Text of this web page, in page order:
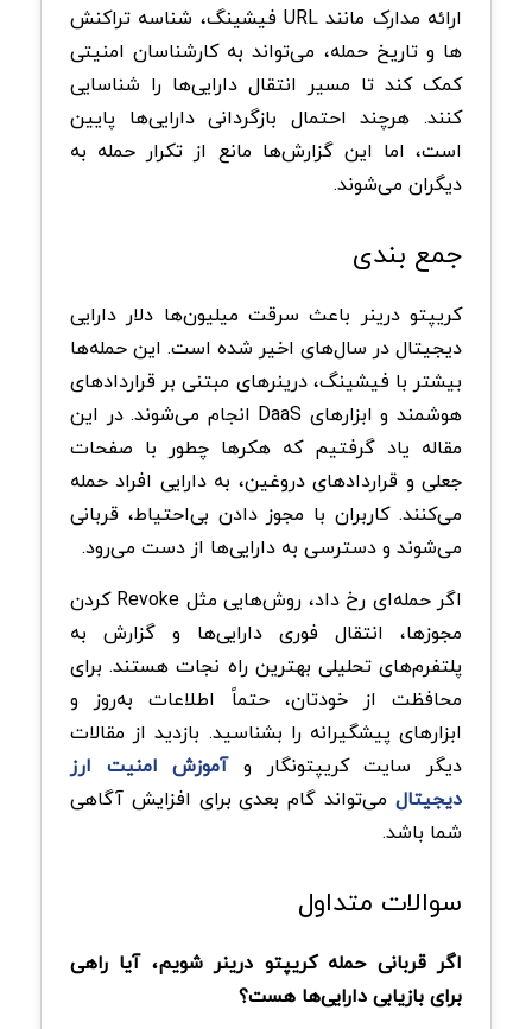
ارائه مدارک مانند URL فیشینگ، شناسه تراکنش
ها و تاریخ حمله، می‌تواند به کارشناسان امنیتی
کمک کند تا مسیر انتقال دارایی‌ها را شناسایی
کنند. هرچند احتمال بازگردانی دارایی‌ها پایین
است، اما این گزارش‌ها مانع از تکرار حمله به
دیگران می‌شوند.
جمع بندی
کریپتو درینر باعث سرقت میلیون‌ها دلار دارایی
دیجیتال در سال‌های اخیر شده است. این حمله‌ها
بیشتر با فیشینگ، درینرهای مبتنی بر قراردادهای
هوشمند و ابزارهای DaaS انجام می‌شوند. در این
مقاله یاد گرفتیم که هکرها چطور با صفحات
جعلی و قراردادهای دروغین، به دارایی افراد حمله
می‌کنند. کاربران با مجوز دادن بی‌احتیاط، قربانی
می‌شوند و دسترسی به دارایی‌ها از دست می‌رود.
اگر حمله‌ای رخ داد، روش‌هایی مثل Revoke کردن
مجوزها، انتقال فوری دارایی‌ها و گزارش به
پلتفرم‌های تحلیلی بهترین راه نجات هستند. برای
محافظت از خودتان، حتماً اطلاعات به‌روز و
ابزارهای پیشگیرانه را بشناسید. بازدید از مقالات
دیگر سایت کریپتونگار وآموزش امنیت ارز
دیجیتال می‌تواند گام بعدی برای افزایش آگاهی
شما باشد.
سوالات متداول
اگر قربانی حمله کریپتو درینر شویم، آیا راهی
برای بازیابی دارایی‌ها هست؟